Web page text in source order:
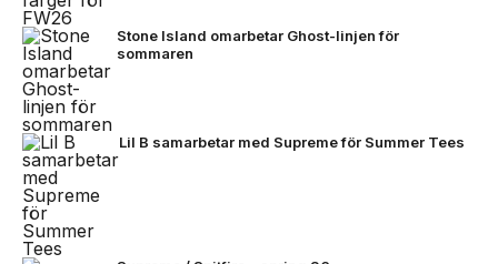
Stone Island omarbetar Ghost-linjen för
sommaren
Lil B samarbetar med Supreme för Summer Tees